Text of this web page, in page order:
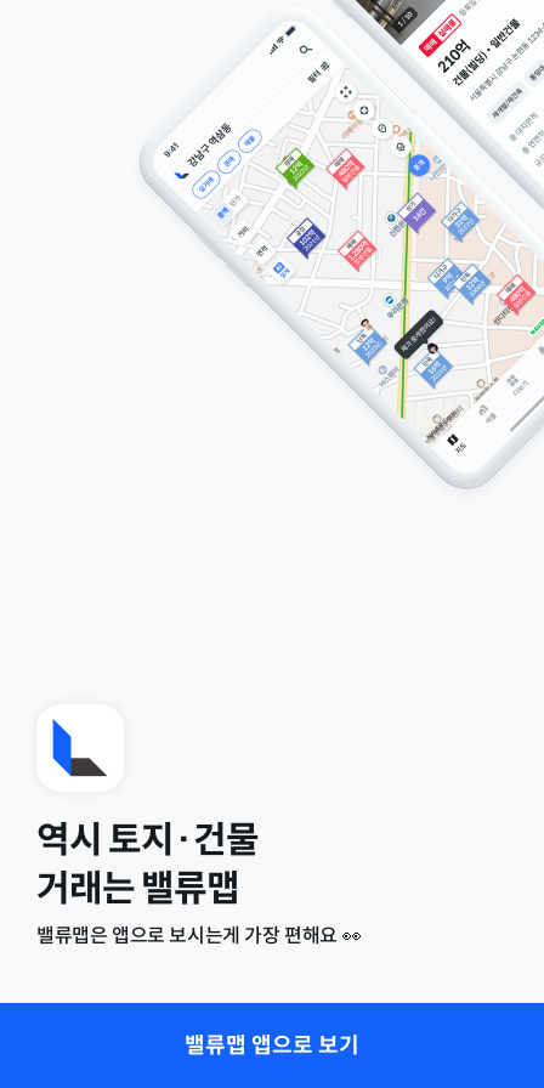
역시 토지·건물
거래는 밸류맵
밸류맵은 앱으로 보시는게 가장 편해요 👀
밸류맵 앱으로 보기